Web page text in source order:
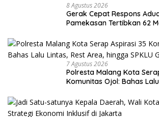
8 Agustus 2026
Gerak Cepat Respons
Pamekasan Tertibkan 62
7 Agustus 2026
Polresta Malang Kota
Komunitas Ojol: Bahas